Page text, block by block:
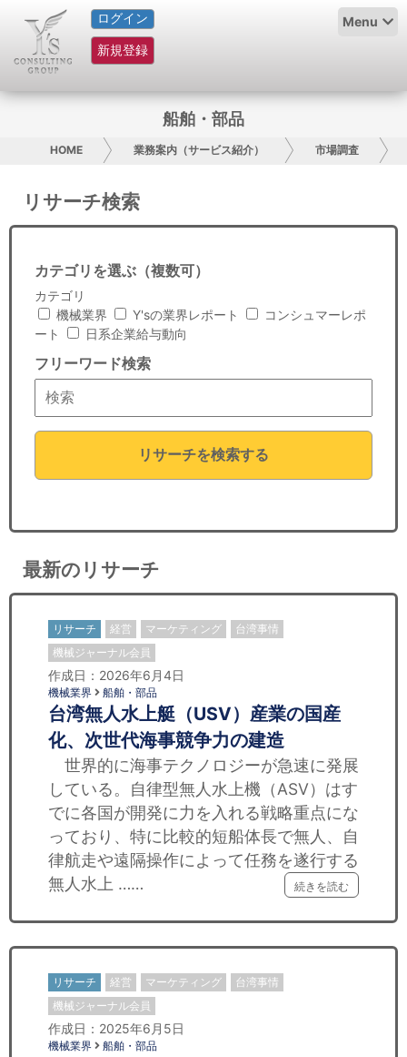
ログイン
新規登録
Menu
HOME
サービス紹介
グループ概要
採用情報
日本人にPR
コンサルティング
リサーチ
セミナー
船舶・部品
HOME 業務案内（サービス紹介） 市場調査
リサーチ検索
カテゴリを選ぶ（複数可）
カテゴリ
機械業界
Y'sの業界レポート
コンシュマーレポ
ート
日系企業給与動向
フリーワード検索
リサーチを検索する
最新のリサーチ
リサーチ 経営 マーケティング
台湾事情
機械ジャーナル会員
作成日：2026年6月4日
機械業界 船舶・部品
台湾無人水上艇（USV）産業の国産
化、次世代海事競争力の建造
世界的に海事テクノロジーが急速に発展
している。自律型無人水上機（ASV）はす
でに各国が開発に力を入れる戦略重点にな
っており、特に比較的短船体長で無人、自
律航走や遠隔操作によって任務を遂行する
無人水上 ……
続きを読む
リサーチ 経営 マーケティング
台湾事情
機械ジャーナル会員
作成日：2025年6月5日
機械業界 船舶・部品